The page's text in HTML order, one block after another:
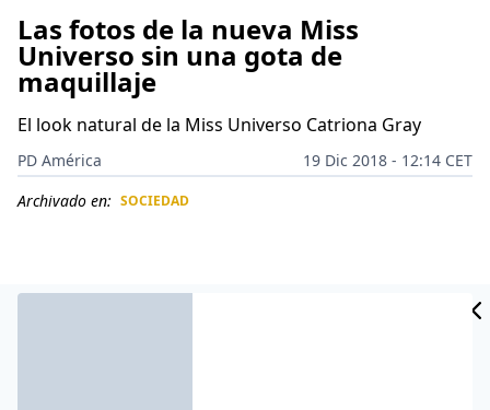
Las fotos de la nueva Miss
Universo sin una gota de
maquillaje
El look natural de la Miss Universo Catriona Gray
PD América
19 Dic 2018 - 12:14 CET
Archivado en: SOCIEDAD